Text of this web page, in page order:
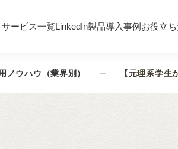
サービス一覧LinkedIn製品導入事例お役立
ノウハウ（業界別） 【元理系学